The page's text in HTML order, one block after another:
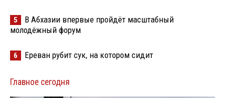
5
В Абхазии впервые пройдёт масштабный
молодёжный форум
6 Ереван рубит сук, на котором сидит
Главное сегодня